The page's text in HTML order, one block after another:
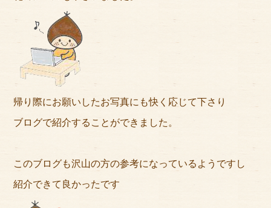
帰り際にお願いしたお写真にも快く応じて下さり
ブログで紹介することができました。
このブログも沢山の方の参考になっているようですし
紹介できて良かったです